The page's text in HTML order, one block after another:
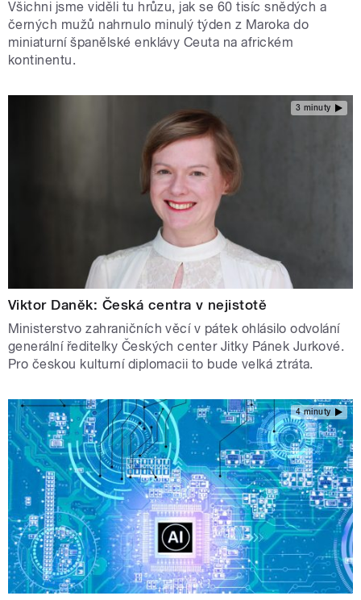
Všichni jsme viděli tu hrůzu, jak se 60 tisíc snědých a
černých mužů nahrnulo minulý týden z Maroka do
miniaturní španělské enklávy Ceuta na africkém
kontinentu.
3 minuty
Viktor Daněk: Česká centra v nejistotě
Ministerstvo zahraničních věcí v pátek ohlásilo odvolání
generální ředitelky Českých center Jitky Pánek Jurkové.
Pro českou kulturní diplomacii to bude velká ztráta.
4 minuty